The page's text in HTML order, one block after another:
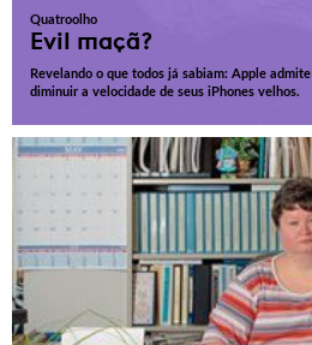
Quatroolho
Evil maçã?
Revelando o que todos já sabiam: Apple admite
diminuir a velocidade de seus iPhones velhos.